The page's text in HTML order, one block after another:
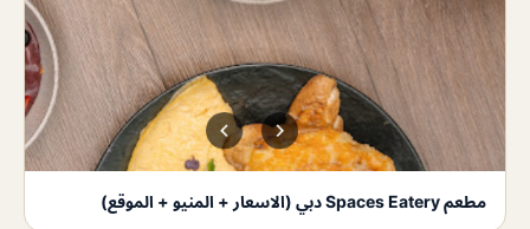
مطعم Spaces Eatery دبي (الاسعار + المنيو + الموقع)